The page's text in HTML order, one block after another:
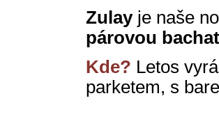
Zulayje naše
párovou
Kde? Letos
parketem, s